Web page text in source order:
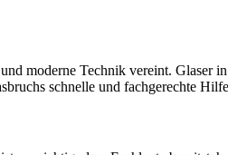
moderne Technik vereint. Glaser
schnelle und fachgerechte